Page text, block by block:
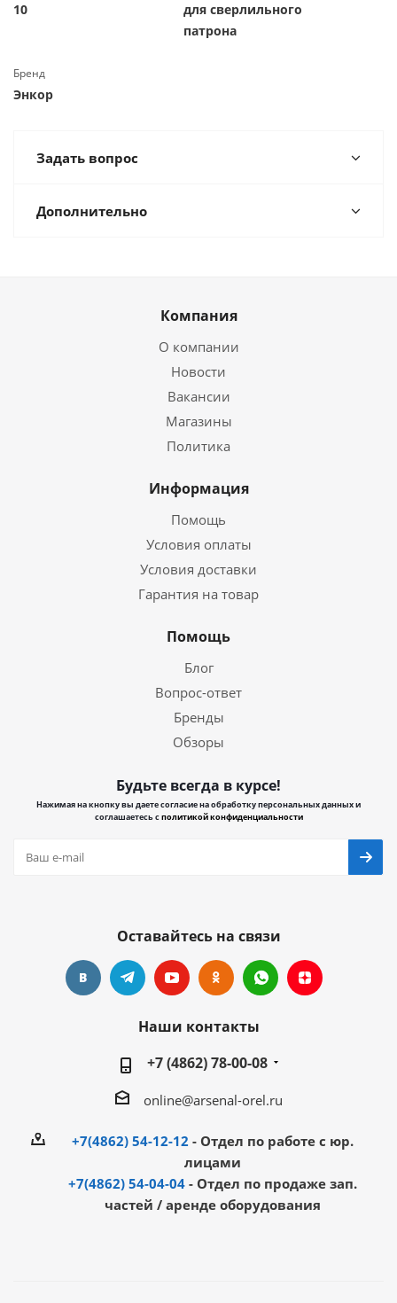
10
для сверлильного
патрона
Бренд
Энкор
Задать вопрос
Дополнительно
Компания
О компании
Новости
Вакансии
Магазины
Политика
Информация
Помощь
Условия оплаты
Условия доставки
Гарантия на товар
Помощь
Блог
Вопрос-ответ
Бренды
Обзоры
Будьте всегда в курсе!
Нажимая на кнопку вы даете согласие на обработку персональных данных и
соглашаетесь сполитикой конфиденциальности
Оставайтесь на связи
Наши контакты
+7 (4862) 78-00-08
online@arsenal-orel.ru
+7(4862) 54-12-12 - Отдел по работе с юр.
лицами
+7(4862) 54-04-04 - Отдел по продаже зап.
частей / аренде оборудования